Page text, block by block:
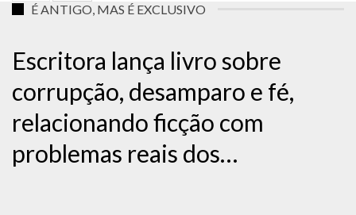
É ANTIGO, MAS É EXCLUSIVO
Escritora lança livro sobre
corrupção, desamparo e fé,
relacionando ficção com
problemas reais dos…